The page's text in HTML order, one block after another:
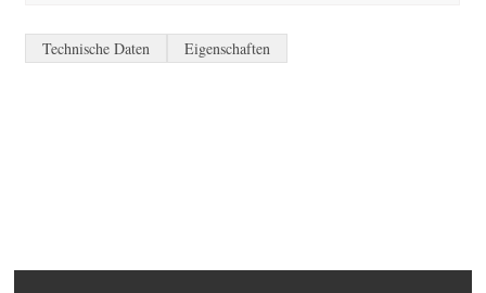
Technische Daten Eigenschaften